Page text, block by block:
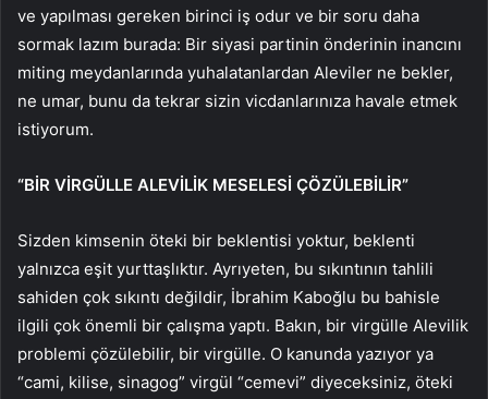
ve yapılması gereken birinci iş odur ve bir soru daha
sormak lazım burada: Bir siyasi partinin önderinin inancını
miting meydanlarında yuhalatanlardan Aleviler ne bekler,
ne umar, bunu da tekrar sizin vicdanlarınıza havale etmek
istiyorum.
“BİR VİRGÜLLE ALEVİLİK MESELESİ ÇÖZÜLEBİLİR”
Sizden kimsenin öteki bir beklentisi yoktur, beklenti
yalnızca eşit yurttaşlıktır. Ayrıyeten, bu sıkıntının tahlili
sahiden çok sıkıntı değildir, İbrahim Kaboğlu bu bahisle
ilgili çok önemli bir çalışma yaptı. Bakın, bir virgülle Alevilik
problemi çözülebilir, bir virgülle. O kanunda yazıyor ya
“cami, kilise, sinagog” virgül “cemevi” diyeceksiniz, öteki